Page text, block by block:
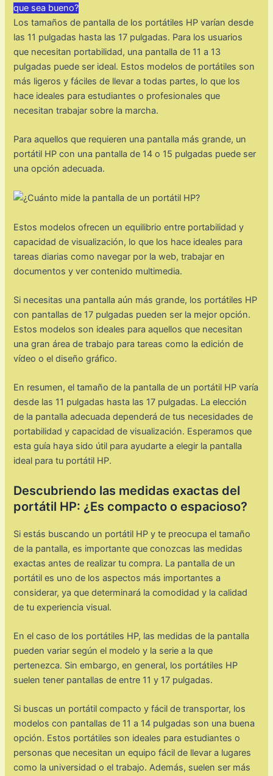
que sea bueno?
Los tamaños de pantalla de los portátiles HP varían desde
las 11 pulgadas hasta las 17 pulgadas. Para los usuarios
que necesitan portabilidad, una pantalla de 11 a 13
pulgadas puede ser ideal. Estos modelos de portátiles son
más ligeros y fáciles de llevar a todas partes, lo que los
hace ideales para estudiantes o profesionales que
necesitan trabajar sobre la marcha.
Para aquellos que requieren una pantalla más grande, un
portátil HP con una pantalla de 14 o 15 pulgadas puede ser
una opción adecuada.
Estos modelos ofrecen un equilibrio entre portabilidad y
capacidad de visualización, lo que los hace ideales para
tareas diarias como navegar por la web, trabajar en
documentos y ver contenido multimedia.
Si necesitas una pantalla aún más grande, los portátiles HP
con pantallas de 17 pulgadas pueden ser la mejor opción.
Estos modelos son ideales para aquellos que necesitan
una gran área de trabajo para tareas como la edición de
vídeo o el diseño gráfico.
En resumen, el tamaño de la pantalla de un portátil HP varía
desde las 11 pulgadas hasta las 17 pulgadas. La elección
de la pantalla adecuada dependerá de tus necesidades de
portabilidad y capacidad de visualización. Esperamos que
esta guía haya sido útil para ayudarte a elegir la pantalla
ideal para tu portátil HP.
Descubriendo las medidas exactas del
portátil HP: ¿Es compacto o espacioso?
Si estás buscando un portátil HP y te preocupa el tamaño
de la pantalla, es importante que conozcas las medidas
exactas antes de realizar tu compra. La pantalla de un
portátil es uno de los aspectos más importantes a
considerar, ya que determinará la comodidad y la calidad
de tu experiencia visual.
En el caso de los portátiles HP, las medidas de la pantalla
pueden variar según el modelo y la serie a la que
pertenezca. Sin embargo, en general, los portátiles HP
suelen tener pantallas de entre 11 y 17 pulgadas.
Si buscas un portátil compacto y fácil de transportar, los
modelos con pantallas de 11 a 14 pulgadas son una buena
opción. Estos portátiles son ideales para estudiantes o
personas que necesitan un equipo fácil de llevar a lugares
como la universidad o el trabajo. Además, suelen ser más